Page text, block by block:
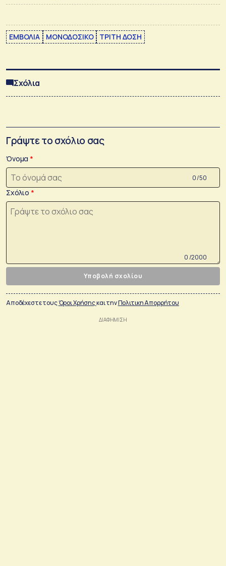
ΕΜΒΟΛΙΑ ΜΟΝΟΔΟΣΙΚΟ ΤΡΙΤΗ ΔΟΣΗ
Σχόλια
Γράψτε το σχόλιο σας
Όνομα
0 /50
Σχόλιο
0 /2000
Υποβολή σχολίου
Αποδέχεστε τουςΌροι Χρήσηςκαι τηνΠολιτικη Απορρήτου